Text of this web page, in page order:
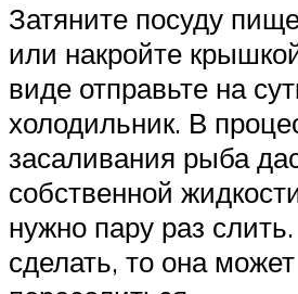
Затяните посуду
или накройте
виде отправьте на
холодильник. В
засаливания рыба
собственной
нужно пару раз
сделать, то она может